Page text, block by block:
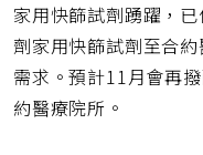
家用快篩試劑踴躍，
劑家用快篩試劑至合
需求。預計11月會再
約醫療院所。